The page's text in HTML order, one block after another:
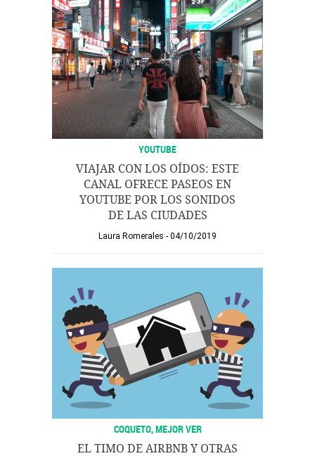
YOUTUBE
VIAJAR CON LOS OÍDOS: ESTE
CANAL OFRECE PASEOS EN
YOUTUBE POR LOS SONIDOS
DE LAS CIUDADES
Laura Romerales 04/10/2019
COQUETO, MEJOR VER
EL TIMO DE AIRBNB Y OTRAS